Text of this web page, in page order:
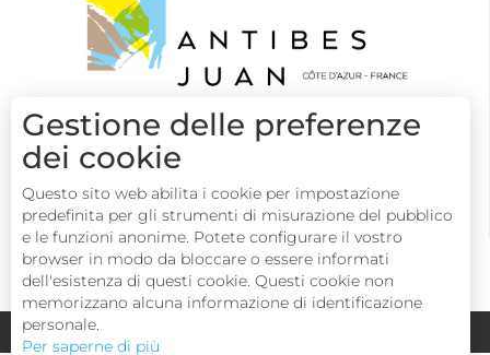
Congressi
Gestione delle preferenze
dei cookie
Questo sito web abilita i cookie per impostazione
predefinita per gli strumenti di misurazione del pubblico
e le funzioni anonime. Potete configurare il vostro
browser in modo da bloccare o essere informati
dell'esistenza di questi cookie. Questi cookie non
memorizzano alcuna informazione di identificazione
personale.
Per saperne di più